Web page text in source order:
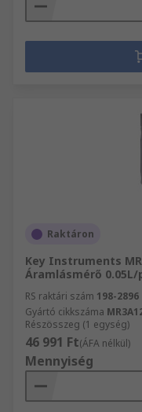
Raktáron
Key Instruments
Áramlásmérő
RS raktári szám 198-2896
Gyártó cikkszáma
Részösszeg (1 egység)
46 991 Ft(ÁFA nélkül)
Mennyiség